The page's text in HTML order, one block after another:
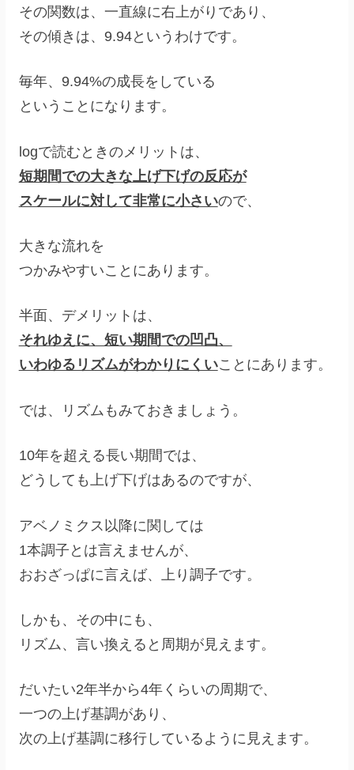
その関数は、一直線に右上がりであり、
その傾きは、9.94というわけです。
毎年、9.94%の成長をしている
ということになります。
logで読むときのメリットは、
短期間での大きな上げ下げの反応が
スケールに対して非常に小さいので、
大きな流れを
つかみやすいことにあります。
半面、デメリットは、
それゆえに、短い期間での凹凸、
いわゆるリズムがわかりにくいことにあります。
では、リズムもみておきましょう。
10年を超える長い期間では、
どうしても上げ下げはあるのですが、
アベノミクス以降に関しては
1本調子とは言えませんが、
おおざっぱに言えば、上り調子です。
しかも、その中にも、
リズム、言い換えると周期が見えます。
だいたい2年半から4年くらいの周期で、
一つの上げ基調があり、
次の上げ基調に移行しているように見えます。